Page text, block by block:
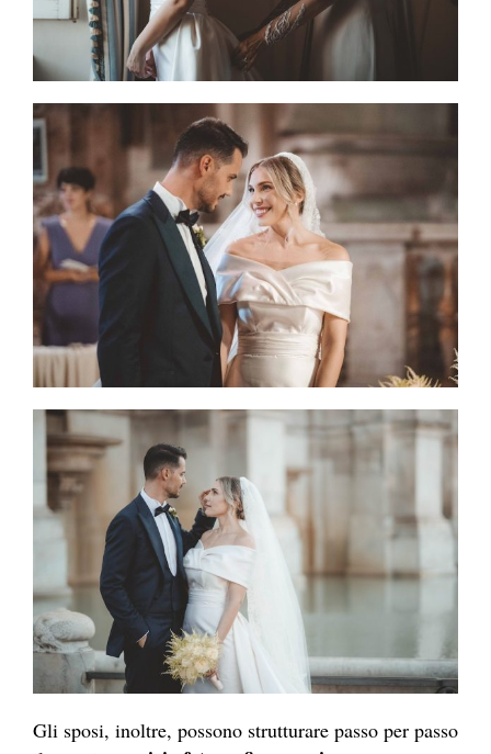
Gli sposi, inoltre, possono strutturare passo per passo